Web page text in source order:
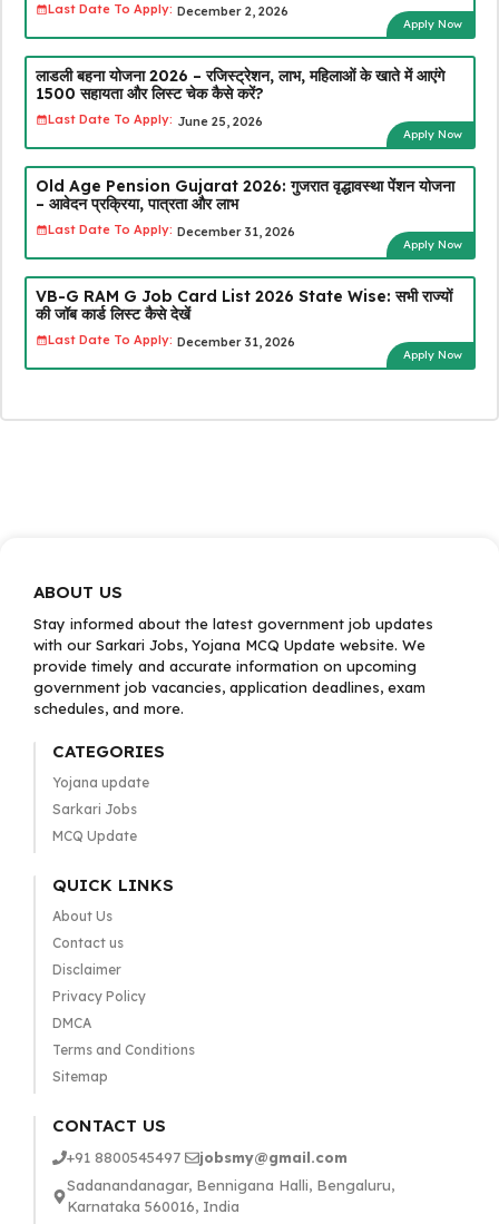
Last Date To Apply: December 2, 2026
Apply Now
लाडली बहना योजना 2026 – रजिस्ट्रेशन, लाभ, महिलाओं के खाते में आएंगे
₹1500 सहायता और लिस्ट चेक कैसे करें?
Last Date To Apply: June 25, 2026
Apply Now
Old Age Pension Gujarat 2026: गुजरात वृद्धावस्था पेंशन योजना
– आवेदन प्रक्रिया, पात्रता और लाभ
Last Date To Apply: December 31, 2026
Apply Now
VB-G RAM G Job Card List 2026 State Wise: सभी राज्यों
की जॉब कार्ड लिस्ट कैसे देखें
Last Date To Apply: December 31, 2026
Apply Now
ABOUT US
Stay informed about the latest government job updates
with our Sarkari Jobs, Yojana MCQ Update website. We
provide timely and accurate information on upcoming
government job vacancies, application deadlines, exam
schedules, and more.
CATEGORIES
Yojana update
Sarkari Jobs
MCQ Update
QUICK LINKS
About Us
Contact us
Disclaimer
Privacy Policy
DMCA
Terms and Conditions
Sitemap
CONTACT US
+91 8800545497
jobsmy@gmail.com
Sadanandanagar, Bennigana Halli, Bengaluru,
Karnataka 560016, India